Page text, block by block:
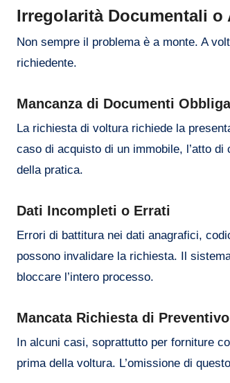
Irregolarità Documentali o
Non sempre il problema è a monte. A
richiedente.
Mancanza di Documenti
La richiesta di voltura richiede la
caso di acquisto di un immobile, l’atto
della pratica.
Dati Incompleti o Errati
Errori di battitura nei dati anagrafici,
possono invalidare la richiesta. Il
bloccare l’intero processo.
Mancata Richiesta di
In alcuni casi, soprattutto per forniture
prima della voltura. L’omissione di